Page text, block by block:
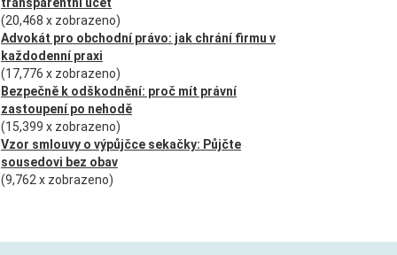
(20,468 x zobrazeno)
Advokát pro obchodní právo: jak chrání firmu v
každodenní praxi
(17,776 x zobrazeno)
Bezpečně k odškodnění: proč mít právní
zastoupení po nehodě
(15,399 x zobrazeno)
Vzor smlouvy o výpůjčce sekačky: Půjčte
sousedovi bez obav
(9,762 x zobrazeno)